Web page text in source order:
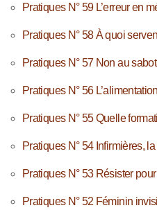
Pratiques N° 59 L’erreur en
Pratiques N° 58 À quoi
Pratiques N° 57 Non au
Pratiques N° 56
Pratiques N° 55 Quelle
Pratiques N° 54 Infirmières,
Pratiques N° 53 Résister
Pratiques N° 52 Féminin